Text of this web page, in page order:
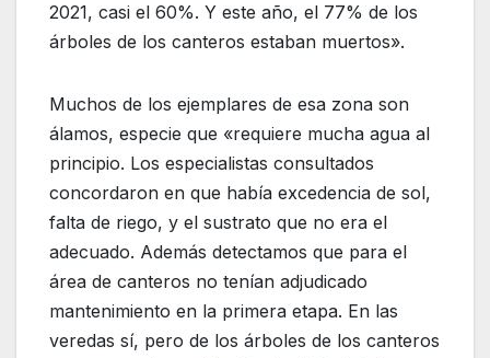
2021, casi el 60%. Y este año, el 77% de los
árboles de los canteros estaban muertos».
Muchos de los ejemplares de esa zona son
álamos, especie que «requiere mucha agua al
principio. Los especialistas consultados
concordaron en que había excedencia de sol,
falta de riego, y el sustrato que no era el
adecuado. Además detectamos que para el
área de canteros no tenían adjudicado
mantenimiento en la primera etapa. En las
veredas sí, pero de los árboles de los canteros